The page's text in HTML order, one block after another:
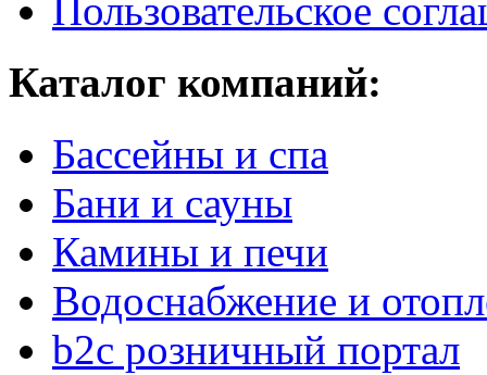
Пользовательское
Каталог компаний:
Бассейны и спа
Бани и сауны
Камины и печи
Водоснабжение и
b2c розничный портал